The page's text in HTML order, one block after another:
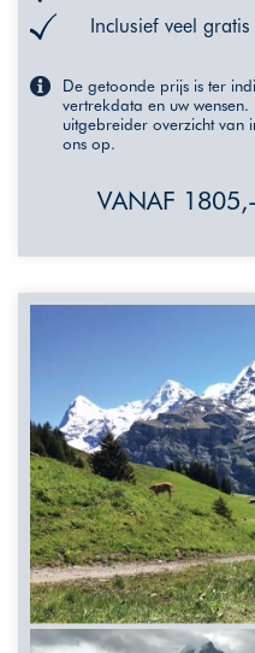
Inclusief veel gratis
De getoonde prijs is ter
vertrekdata en uw
uitgebreider overzicht van
ons op.
VANAF 1805,-